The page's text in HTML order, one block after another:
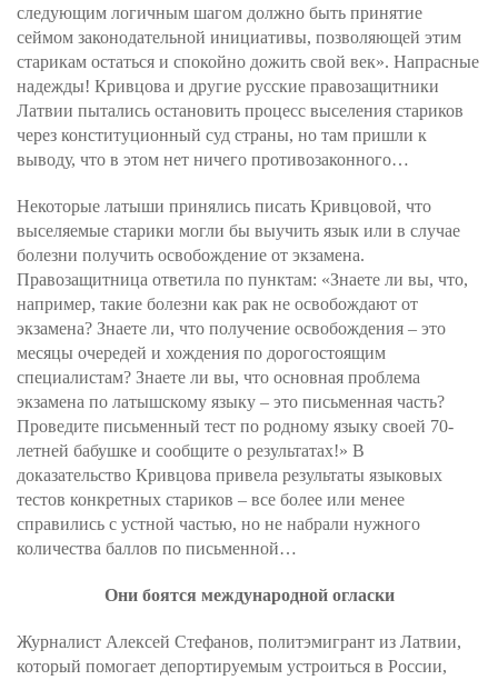
следующим логичным шагом должно быть принятие
сеймом законодательной инициативы, позволяющей этим
старикам остаться и спокойно дожить свой век». Напрасные
надежды! Кривцова и другие русские правозащитники
Латвии пытались остановить процесс выселения стариков
через конституционный суд страны, но там пришли к
выводу, что в этом нет ничего противозаконного…
Некоторые латыши принялись писать Кривцовой, что
выселяемые старики могли бы выучить язык или в случае
болезни получить освобождение от экзамена.
Правозащитница ответила по пунктам: «Знаете ли вы, что,
например, такие болезни как рак не освобождают от
экзамена? Знаете ли, что получение освобождения – это
месяцы очередей и хождения по дорогостоящим
специалистам? Знаете ли вы, что основная проблема
экзамена по латышскому языку – это письменная часть?
Проведите письменный тест по родному языку своей 70-
летней бабушке и сообщите о результатах!» В
доказательство Кривцова привела результаты языковых
тестов конкретных стариков – все более или менее
справились с устной частью, но не набрали нужного
количества баллов по письменной…
Они боятся международной огласки
Журналист Алексей Стефанов, политэмигрант из Латвии,
который помогает депортируемым устроиться в России,